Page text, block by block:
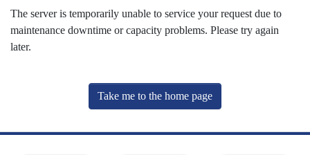
The server is temporarily unable to service your request due to
maintenance downtime or capacity problems. Please try again
later.
Take me to the home page